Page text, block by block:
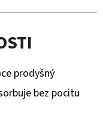
prodyšný
bez pocitu